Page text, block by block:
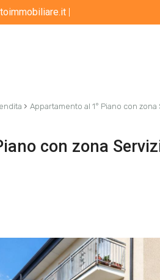
|
› Appartamento al 1° Piano con zona
con zona